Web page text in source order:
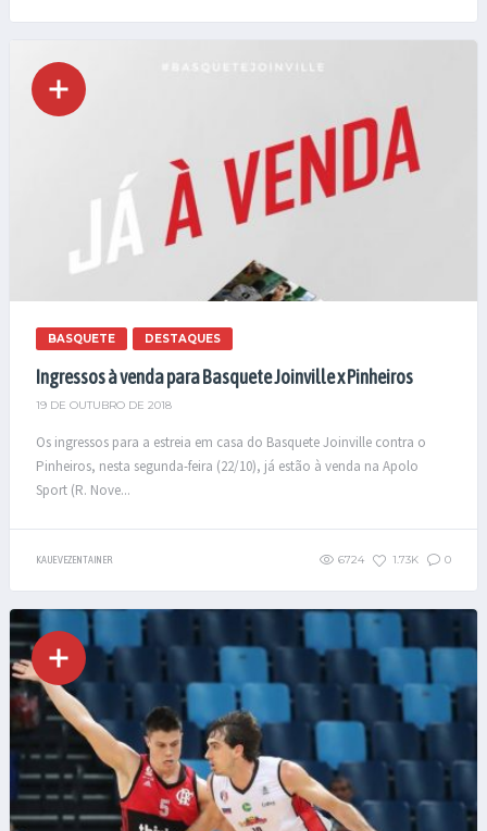
BASQUETE DESTAQUES
Ingressos à venda para Basquete Joinville x Pinheiros
19 DE OUTUBRO DE 2018
Os ingressos para a estreia em casa do Basquete Joinville contra o
Pinheiros, nesta segunda-feira (22/10), já estão à venda na Apolo
Sport (R. Nove...
KAUE VEZENTAINER 6724 1.73K 0